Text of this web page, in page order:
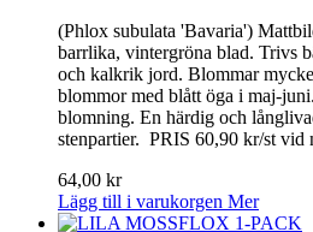
(Phlox subulata 'Bavaria')
barrlika, vintergröna blad. Trivs
och kalkrik jord. Blommar
blommor med blått öga i maj-
blomning. En härdig och
stenpartier. PRIS 60,90 kr/st vid
64,00 kr
Lägg till i varukorgen Mer